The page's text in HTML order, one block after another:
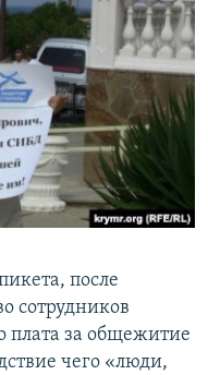
после
сотрудников
плата за общежитие
чего «люди,